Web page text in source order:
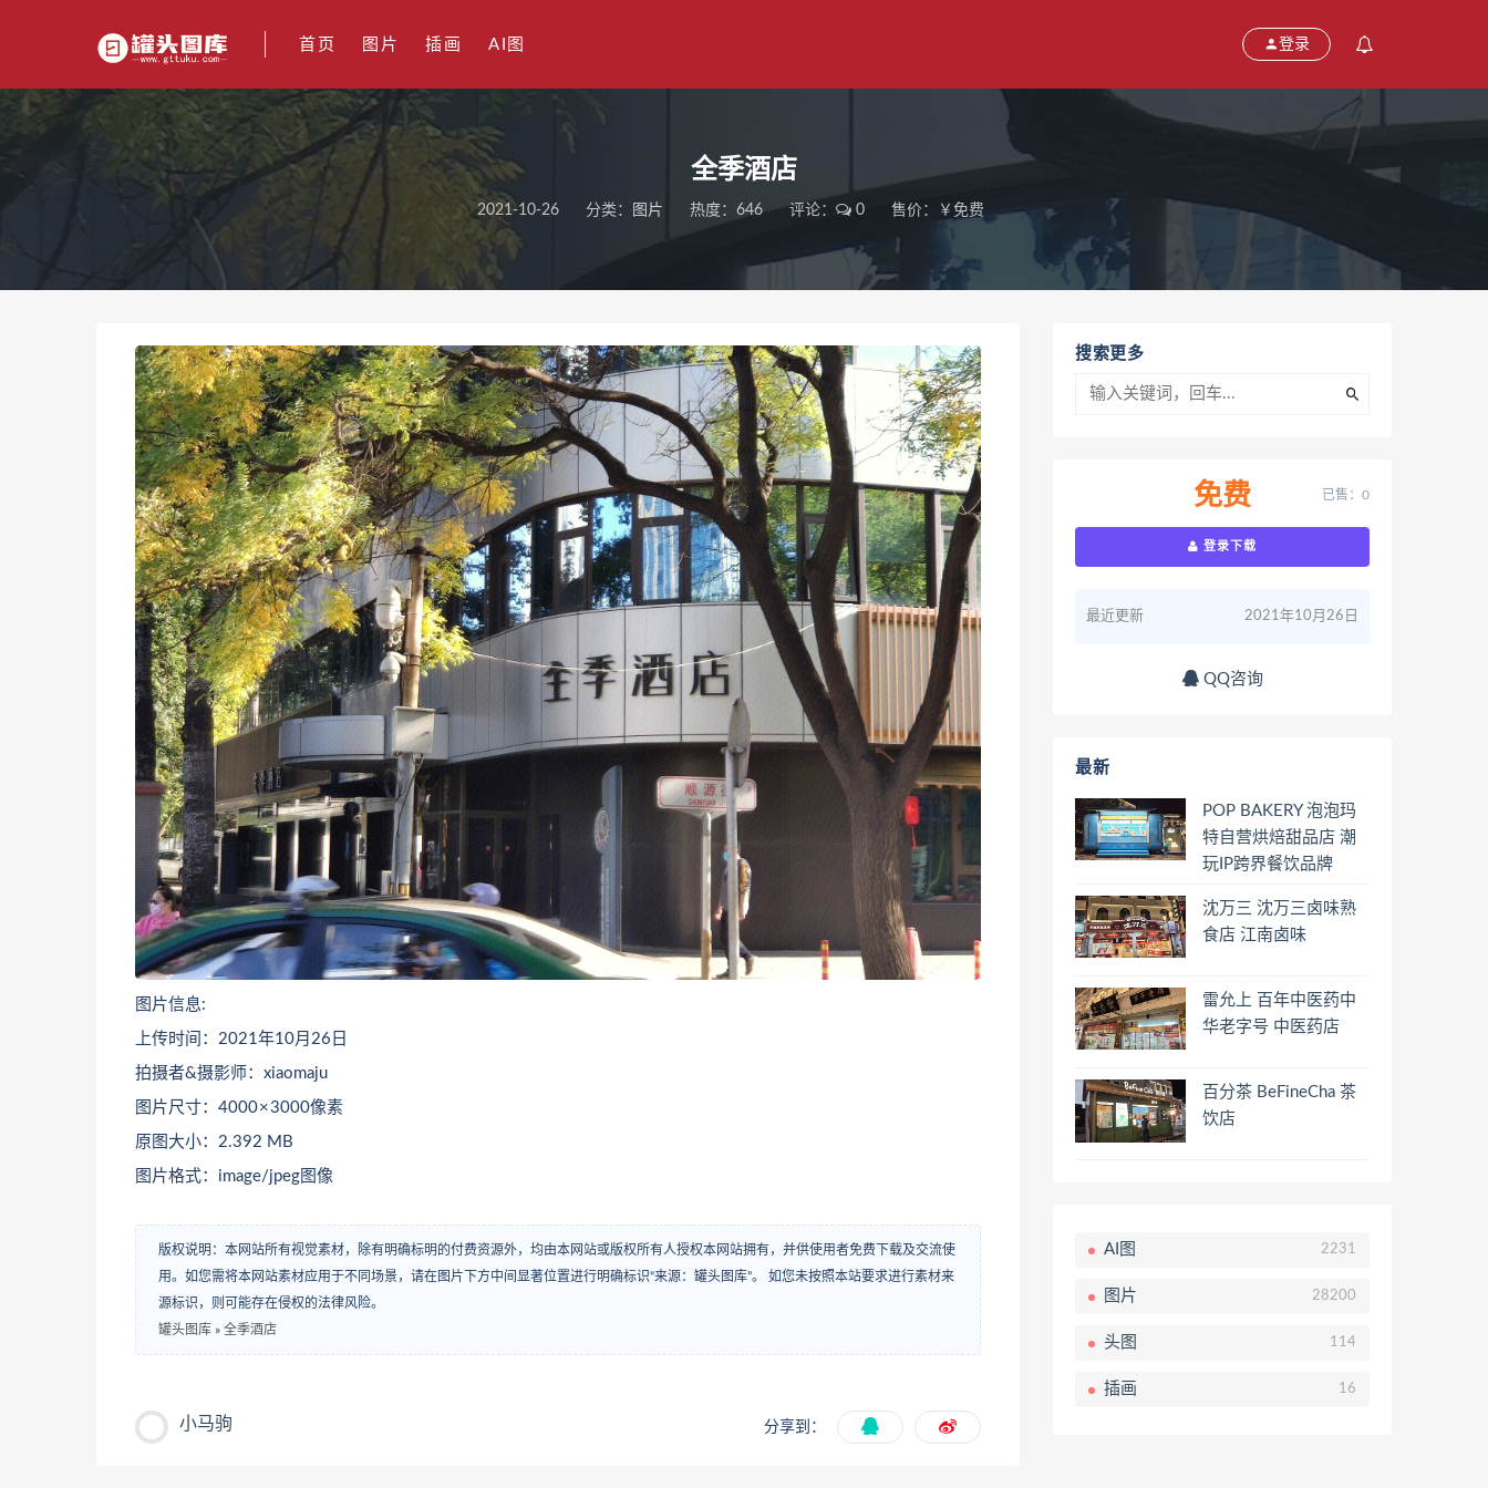
首页 图片 插画 AI图 登录
全季酒店
2021-10-26 分类： 图片 热度：646 评论： 0 售价：￥免费
图片信息:
上传时间：2021年10月26日
拍摄者&摄影师：xiaomaju
图片尺寸：4000 × 3000像素
原图大小：2.392 MB
图片格式：image/jpeg图像
版权说明：本网站所有视觉素材，除有明确标明的付费资源外，均由本网站或版权所有人授权本网站拥有，并供使用者免费下载及交流使
用。如您需将本网站素材应用于不同场景，请在图片下方中间显著位置进行明确标识“来源：罐头图库”。 如您未按照本站要求进行素材来
源标识，则可能存在侵权的法律风险。
罐头图库 » 全季酒店
小马驹 分享到：
搜索更多
免费 已售：0
登录下载
最近更新 2021年10月26日
QQ咨询
最新
POP BAKERY 泡泡玛
特自营烘焙甜品店 潮
玩IP跨界餐饮品牌
沈万三 沈万三卤味熟
食店 江南卤味
雷允上 百年中医药中
华老字号 中医药店
百分茶 BeFineCha 茶
饮店
AI图 2231
图片 28200
头图 114
插画 16